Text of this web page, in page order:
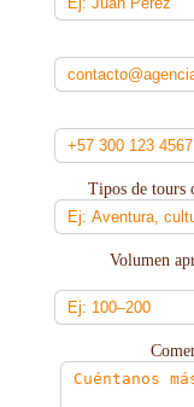
Tipos de tours
Volumen